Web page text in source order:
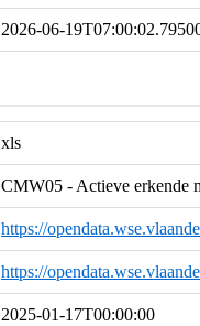
2026-06-
xls
CMW05 - Actieve erkende
https://
https://
2025-01-17T00:00:00